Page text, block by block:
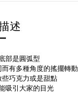
述
部是圓弧型
有多種角度的搖擺轉動
巧克力或是甜點
吸引大家的目光